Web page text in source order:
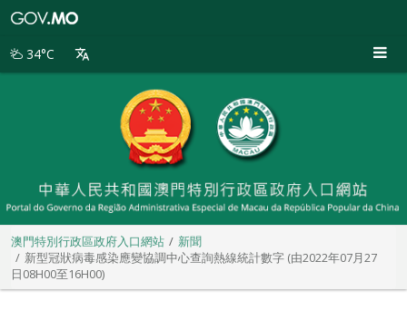
別
34°C
澳門特別行政區政府入口網站
新聞
新型冠狀病毒感染應變協調中心查詢熱線統計數字 (由2022年07月27
日08H00至16H00)